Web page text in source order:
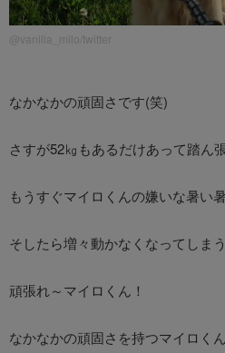
@vanilla_milo/twitter
なかなかの頑固さです(笑)
さすが52㎏もあるだけあって踏ん
もうすぐマイロくんの嫌いな暑い
そしたら増々動かなくなってしま
頑張れ～マイロくん！
なかなかの頑固さを持つマイロく